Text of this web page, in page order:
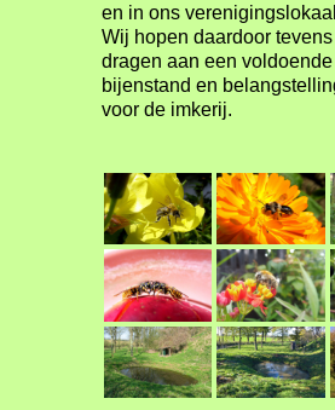
en in ons
Wij hopen daardoor
dragen aan een
bijenstand en
voor de imkerij.